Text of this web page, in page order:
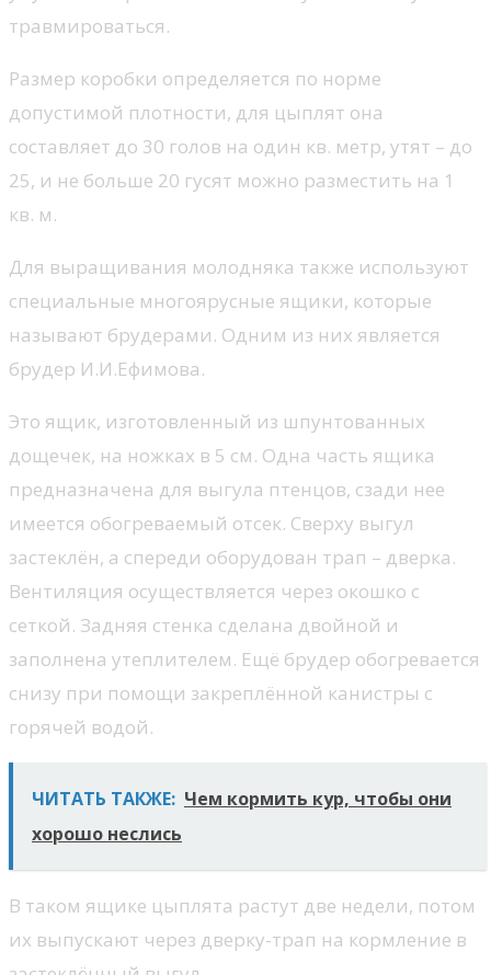
травмироваться.
Размер коробки определяется по норме
допустимой плотности, для цыплят она
составляет до 30 голов на один кв. метр, утят – до
25, и не больше 20 гусят можно разместить на 1
кв. м.
Для выращивания молодняка также используют
специальные многоярусные ящики, которые
называют брудерами. Одним из них является
брудер И.И.Ефимова.
Это ящик, изготовленный из шпунтованных
дощечек, на ножках в 5 см. Одна часть ящика
предназначена для выгула птенцов, сзади нее
имеется обогреваемый отсек. Сверху выгул
застеклён, а спереди оборудован трап – дверка.
Вентиляция осуществляется через окошко с
сеткой. Задняя стенка сделана двойной и
заполнена утеплителем. Ещё брудер обогревается
снизу при помощи закреплённой канистры с
горячей водой.
ЧИТАТЬ ТАКЖЕ: Чем кормить кур, чтобы они
хорошо неслись
В таком ящике цыплята растут две недели, потом
их выпускают через дверку-трап на кормление в